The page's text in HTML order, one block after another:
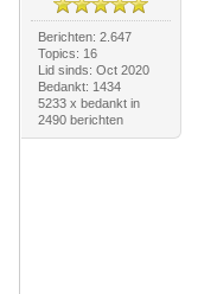
Berichten: 2.647
Topics: 16
Lid sinds: Oct 2020
Bedankt: 1434
5233 x bedankt in
2490 berichten